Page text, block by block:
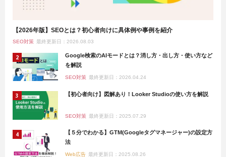
【2026年版】SEOとは？初心者向けに具体例や事例を紹介
SEO対策 最終更新日：2026.08.03
Google検索のAIモードとは？消し方・出し方・使い方など
を解説
SEO対策 最終更新日：2026.04.24
【初心者向け】図解あり！Looker Studioの使い方を解説
SEO対策 最終更新日：2025.07.29
【５分でわかる】GTM(Googleタグマネージャー)の設定方
法
Web広告 最終更新日：2025.08.26